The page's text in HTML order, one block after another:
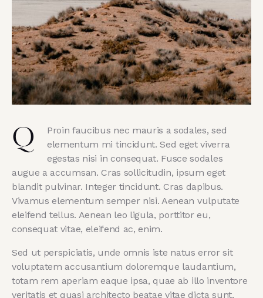
Q
Proin faucibus nec mauris a sodales, sed
elementum mi tincidunt. Sed eget viverra
egestas nisi in consequat. Fusce sodales
augue a accumsan. Cras sollicitudin, ipsum eget
blandit pulvinar. Integer tincidunt. Cras dapibus.
Vivamus elementum semper nisi. Aenean vulputate
eleifend tellus. Aenean leo ligula, porttitor eu,
consequat vitae, eleifend ac, enim.
Sed ut perspiciatis, unde omnis iste natus error sit
voluptatem accusantium doloremque laudantium,
totam rem aperiam eaque ipsa, quae ab illo inventore
veritatis et quasi architecto beatae vitae dicta sunt,